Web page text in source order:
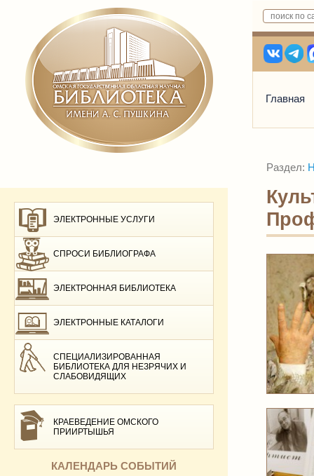
Главная
ЭЛЕКТРОННЫЕ УСЛУГИ
СПРОСИ БИБЛИОГРАФА
ЭЛЕКТРОННАЯ БИБЛИОТЕКА
ЭЛЕКТРОННЫЕ КАТАЛОГИ
СПЕЦИАЛИЗИРОВАННАЯ
БИБЛИОТЕКА ДЛЯ НЕЗРЯЧИХ И
СЛАБОВИДЯЩИХ
КРАЕВЕДЕНИЕ ОМСКОГО
ПРИИРТЫШЬЯ
КАЛЕНДАРЬ СОБЫТИЙ
Раздел: